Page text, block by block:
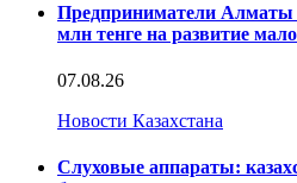
Предприниматели Алматы
млн тенге на развитие
07.08.26
Новости Казахстана
Слуховые аппараты: